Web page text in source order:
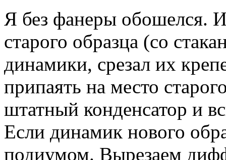
Я без фанеры обошелся.
старого образца (со
динамики, срезал их
припаять на место
штатный конденсатор и
Если динамик нового
подиумом. Вырезаем